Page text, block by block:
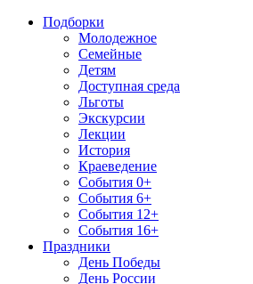
Подборки
Молодежное
Семейные
Детям
Доступная среда
Льготы
Экскурсии
Лекции
История
Краеведение
События 0+
События 6+
События 12+
События 16+
Праздники
День Победы
День России